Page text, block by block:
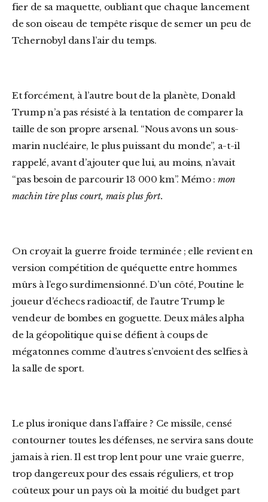
fier de sa maquette, oubliant que chaque lancement
de son oiseau de tempête risque de semer un peu de
Tchernobyl dans l’air du temps.
Et forcément, à l’autre bout de la planète, Donald
Trump n’a pas résisté à la tentation de comparer la
taille de son propre arsenal. “Nous avons un sous-
marin nucléaire, le plus puissant du monde”, a-t-il
rappelé, avant d’ajouter que lui, au moins, n’avait
“pas besoin de parcourir 13 000 km”. Mémo : mon
machin tire plus court, mais plus fort.
On croyait la guerre froide terminée ; elle revient en
version compétition de quéquette entre hommes
mûrs à l’ego surdimensionné. D’un côté, Poutine le
joueur d’échecs radioactif, de l’autre Trump le
vendeur de bombes en goguette. Deux mâles alpha
de la géopolitique qui se défient à coups de
mégatonnes comme d’autres s’envoient des selfies à
la salle de sport.
Le plus ironique dans l’affaire ? Ce missile, censé
contourner toutes les défenses, ne servira sans doute
jamais à rien. Il est trop lent pour une vraie guerre,
trop dangereux pour des essais réguliers, et trop
coûteux pour un pays où la moitié du budget part